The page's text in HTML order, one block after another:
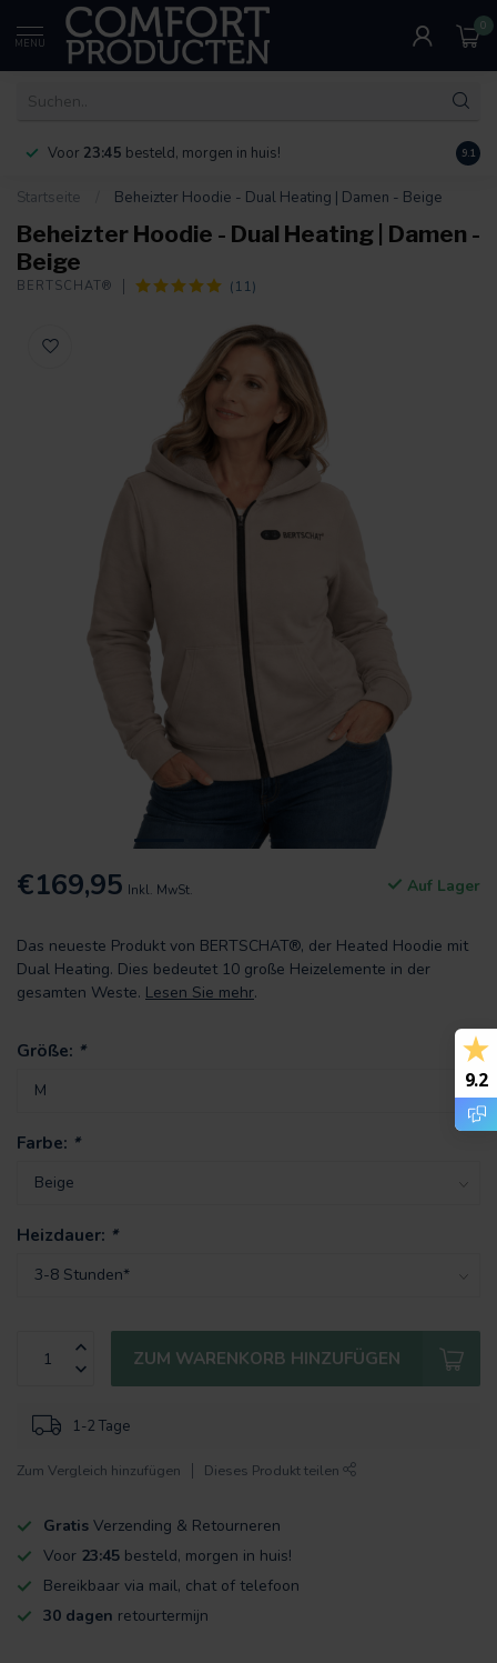
MENU
0
Voor 23:45 besteld, morgen in huis! 9.1
Startseite Beheizter Hoodie - Dual Heating | Damen - Beige
Beheizter Hoodie - Dual Heating | Damen -
Beige
BERTSCHAT® (11)
€169,95 Inkl. MwSt. Auf Lager
Das neueste Produkt von BERTSCHAT®, der Heated Hoodie mit
Dual Heating. Dies bedeutet 10 große Heizelemente in der
gesamten Weste. Lesen Sie mehr.
Größe: *
Farbe: *
Heizdauer: *
ZUM WARENKORB HINZUFÜGEN
1-2 Tage
Zum Vergleich hinzufügen Dieses Produkt teilen
Gratis Verzending & Retourneren
Voor 23:45 besteld, morgen in huis!
Bereikbaar via mail, chat of telefoon
30 dagen retourtermijn
9.2